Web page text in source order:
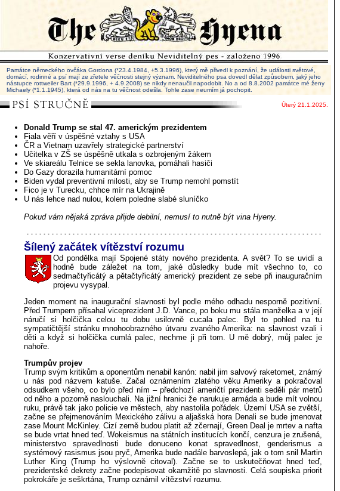
Památce německého ovčáka Gordona (*23.4.1984, +5.3.1996), který mě přivedl k poznání, že události světové,
domácí, rodinné a psí mají ze zřetele věčnosti stejný význam. Neviditelného psa dovedl dělat způsobem, jaký jeho
nástupce rottweiler Bart (*29.9.1996, + 4.9.2008) se nikdy nenaučil napodobit. No a od 8.8.2002 památce mé ženy
Michaely (*1.1.1945), která od nás na tu věčnost odešla. Tohle zase neumím já pochopit.
Úterý 21.1.2025.
Donald Trump se stal 47. americkým prezidentem
Fiala věří v úspěšné vztahy s USA
ČR a Vietnam uzavřely strategické partnerství
Učitelka v ZŠ se úspěšně utkala s ozbrojeným žákem
Ve skiareálu Telnice se sekla lanovka, pomáhali hasiči
Do Gazy dorazila humanitární pomoc
Biden vydal preventivní milosti, aby se Trump nemohl pomstít
Fico je v Turecku, chhce mír na Ukrajině
U nás lehce nad nulou, kolem poledne slabé sluníčko
Pokud vám nějaká zpráva přijde debilní, nemusí to nutně být vina Hyeny.
Šílený začátek vítězství rozumu
Od pondělka mají Spojené státy nového prezidenta. A svět? To se uvidí a
hodně bude záležet na tom, jaké důsledky bude mít všechno to, co
sedmačtyřicátý a pětačtyřicátý americký prezident ze sebe při inauguračním
projevu vysypal.
Jeden moment na inaugurační slavnosti byl podle mého odhadu nesporně pozitivní.
Před Trumpem přísahal viceprezident J.D. Vance, po boku mu stála manželka a v její
náručí si holčička celou tu dobu usilovně cucala palec. Byl to pohled na tu
sympatičtější stránku mnohoobrazného útvaru zvaného Amerika: na slavnost vzali i
děti a když si holčička cumlá palec, nechme ji při tom. U mě dobrý, můj palec je
nahoře.
Trumpův projev
Trump svým kritikům a oponentům nenabil kanón: nabil jim salvový raketomet, známý
u nás pod názvem katuše. Začal oznámením zlatého věku Ameriky a pokračoval
odsudkem všeho, co bylo před ním – předchozí američtí prezidenti seděli pár metrů
od něho a pozorně naslouchali. Na jižní hranici že narukuje armáda a bude mít volnou
ruku, právě tak jako policie ve městech, aby nastolila pořádek. Území USA se zvětší,
začne se přejmenováním Mexického zálivu a aljašská hora Denali se bude jmenovat
zase Mount McKinley. Cizí země budou platit až zčernají, Green Deal je mrtev a nafta
se bude vrtat hned teď. Wokeismus na státních institucích končí, cenzura je zrušená,
ministerstvo spravedlnosti bude donuceno konat spravedlnost, genderismus a
systémový rasismus jsou pryč, Amerika bude nadále barvoslepá, jak o tom snil Martin
Luther King (Trump ho výslovně citoval). Začne se to uskutečňovat hned teď,
prezidentské dekrety začne podepisovat okamžitě po slavnosti. Celá soupiska priorit
pokrokáře je seškrtána, Trump oznámil vítězství rozumu.